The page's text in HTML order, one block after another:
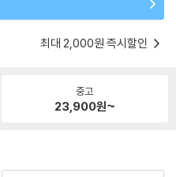
최대 2,000원 즉시할인
중고
23,900원~